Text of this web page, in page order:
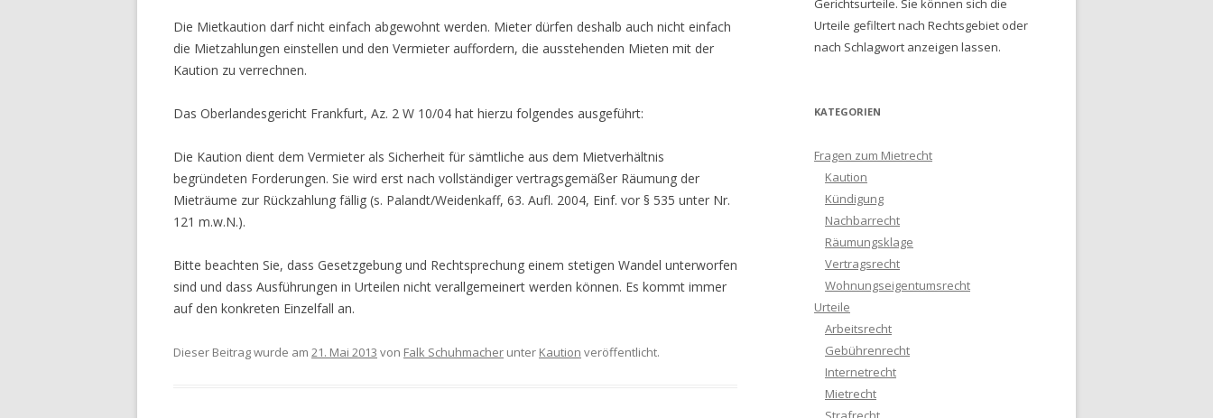
Die Mietkaution darf nicht einfach abgewohnt werden. Mieter dürfen deshalb auch nicht einfach
die Mietzahlungen einstellen und den Vermieter auffordern, die ausstehenden Mieten mit der
Kaution zu verrechnen.
Das Oberlandesgericht Frankfurt, Az. 2 W 10/04 hat hierzu folgendes ausgeführt:
Die Kaution dient dem Vermieter als Sicherheit für sämtliche aus dem Mietverhältnis
begründeten Forderungen. Sie wird erst nach vollständiger vertragsgemäßer Räumung der
Mieträume zur Rückzahlung fällig (s. Palandt/Weidenkaff, 63. Aufl. 2004, Einf. vor § 535 unter Nr.
121 m.w.N.).
Bitte beachten Sie, dass Gesetzgebung und Rechtsprechung einem stetigen Wandel unterworfen
sind und dass Ausführungen in Urteilen nicht verallgemeinert werden können. Es kommt immer
auf den konkreten Einzelfall an.
Dieser Beitrag wurde am 21. Mai 2013 von Falk Schuhmacher unter Kaution veröffentlicht.
Gerichtsurteile. Sie können sich die
Urteile gefiltert nach Rechtsgebiet oder
nach Schlagwort anzeigen lassen.
KATEGORIEN
Fragen zum Mietrecht
Kaution
Kündigung
Nachbarrecht
Räumungsklage
Vertragsrecht
Wohnungseigentumsrecht
Urteile
Arbeitsrecht
Gebührenrecht
Internetrecht
Mietrecht